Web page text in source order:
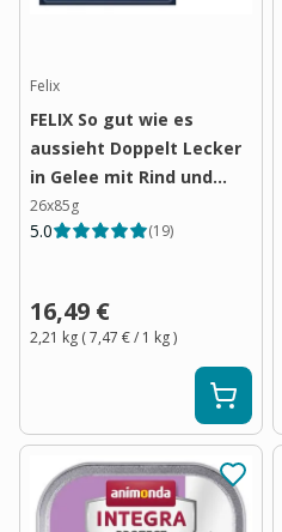
Felix
FELIX So gut wie es
aussieht Doppelt Lecker
in Gelee mit Rind und
Geflügel
26x85g
5.0 (19)
16,49 €
2,21 kg (7,47 €/ 1 kg)